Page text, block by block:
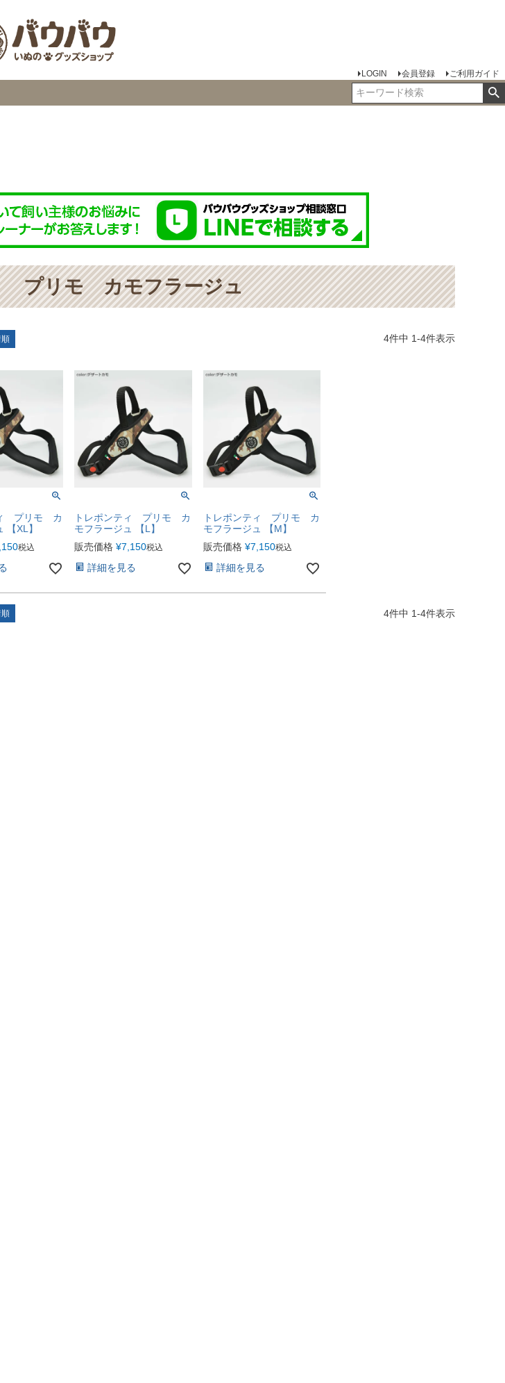
LOGIN 会員登録 ご利用ガイド
プリモ カモフラージュ
4件中 1-4件表示
プリモ カ
【XL】
税込
トレポンティ プリモ カ
モフラージュ 【L】
販売価格 ¥7,150税込
詳細を見る
トレポンティ プリモ カ
モフラージュ 【M】
販売価格 ¥7,150税込
詳細を見る
4件中 1-4件表示